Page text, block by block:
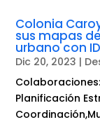
Colonia
sus mapas
urbano con
Dic 20, 2023 |
Planificación